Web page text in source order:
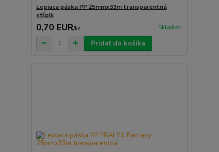
Lepiaca páska PP 25mmx33m transparentná
stĺpik
0,70 EUR/ks Skladom
Pridať do košíka